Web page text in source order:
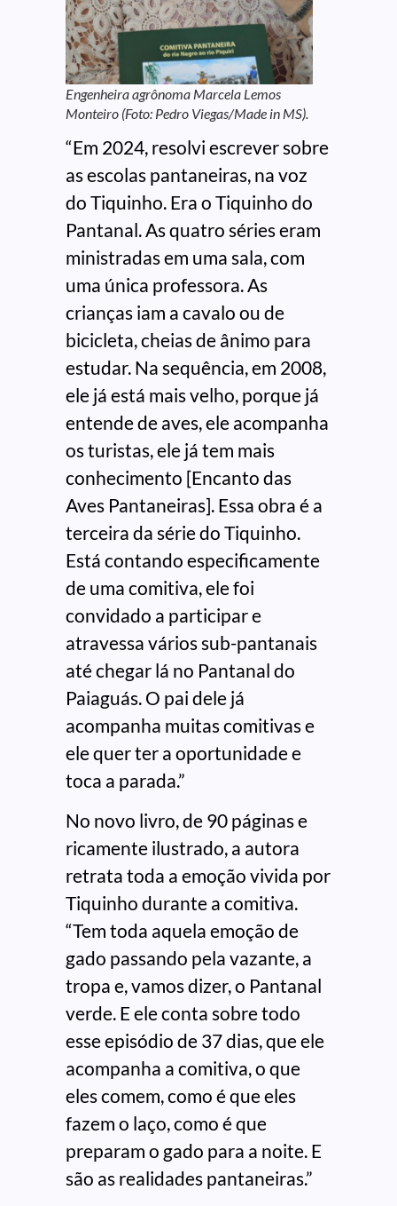
Engenheira agrônoma Marcela Lemos
Monteiro (Foto: Pedro Viegas/Made in MS).
“Em 2024, resolvi escrever sobre
as escolas pantaneiras, na voz
do Tiquinho. Era o Tiquinho do
Pantanal. As quatro séries eram
ministradas em uma sala, com
uma única professora. As
crianças iam a cavalo ou de
bicicleta, cheias de ânimo para
estudar. Na sequência, em 2008,
ele já está mais velho, porque já
entende de aves, ele acompanha
os turistas, ele já tem mais
conhecimento [Encanto das
Aves Pantaneiras]. Essa obra é a
terceira da série do Tiquinho.
Está contando especificamente
de uma comitiva, ele foi
convidado a participar e
atravessa vários sub-pantanais
até chegar lá no Pantanal do
Paiaguás. O pai dele já
acompanha muitas comitivas e
ele quer ter a oportunidade e
toca a parada.”
No novo livro, de 90 páginas e
ricamente ilustrado, a autora
retrata toda a emoção vivida por
Tiquinho durante a comitiva.
“Tem toda aquela emoção de
gado passando pela vazante, a
tropa e, vamos dizer, o Pantanal
verde. E ele conta sobre todo
esse episódio de 37 dias, que ele
acompanha a comitiva, o que
eles comem, como é que eles
fazem o laço, como é que
preparam o gado para a noite. E
são as realidades pantaneiras.”